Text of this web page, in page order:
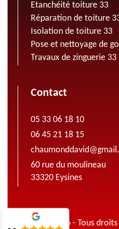
Etanchéité toiture 33
Réparation de toiture
Isolation de toiture 33
Pose et nettoyage de
Travaux de zinguerie 33
Contact
05 33 06 18 10
06 45 21 18 15
60 rue du moulineau
33320 Eysines
© 2022 - 2026 - Tous